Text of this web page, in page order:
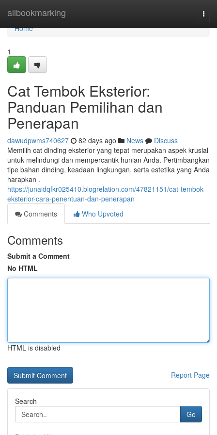
allbookmarking
Home
Home
1
Cat Tembok Eksterior:
Panduan Pemilihan dan
Penerapan
dawudpwms740627 82 days ago News
Discuss
Memilih cat dinding eksterior yang tepat merupakan aspek krusial
untuk melindungi dan mempercantik hunian Anda. Pertimbangkan
tipe bahan dinding, keadaan lingkungan, serta estetika yang Anda
harapkan .
https://junaidqfkr025410.blogrelation.com/47821151/cat-tembok-
eksterior-cara-penentuan-dan-penerapan
Comments
Who Upvoted
Comments
Submit a Comment
No HTML
HTML is disabled
Report Page
Search
Go